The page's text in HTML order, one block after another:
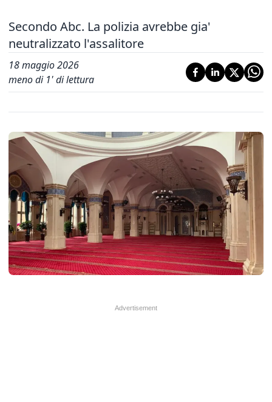
Secondo Abc. La polizia avrebbe gia'
neutralizzato l'assalitore
18 maggio 2026
meno di 1' di lettura